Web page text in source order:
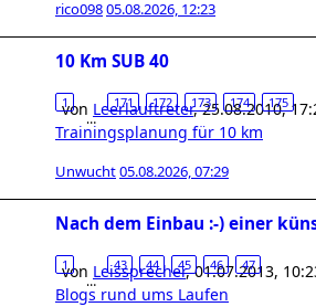
rico09805.08.2026, 12:23
10 Km SUB 40
1
…
171 172 173 174 175
von Leerlauftreter,25.08.2010,
Trainingsplanung für 10 km
Unwucht05.08.2026, 07:29
Nach dem Einbau :-) einer
1
…
43 44 45 46 47
von Leissprecher,01.07.2013,
Blogs rund ums Laufen